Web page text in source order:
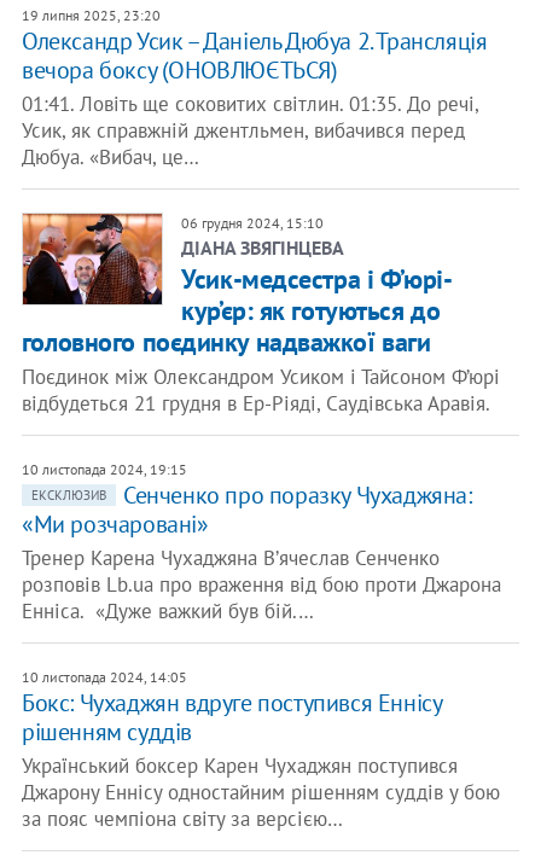
19 липня 2025, 23:20
Олександр Усик – Даніель Дюбуа 2. Трансляція
вечора боксу (ОНОВЛЮЄТЬСЯ)
01:41. Ловіть ще соковитих світлин. 01:35. До речі,
Усик, як справжній джентльмен, вибачився перед
Дюбуа. «Вибач, це…
06 грудня 2024, 15:10
ДІАНА ЗВЯГІНЦЕВА
Усик-медсестра і Ф’юрі-
кур’єр: як готуються до
головного поєдинку надважкої ваги
Поєдинок між Олександром Усиком і Тайсоном Ф’юрі
відбудеться 21 грудня в Ер-Ріяді, Саудівська Аравія.
10 листопада 2024, 19:15
ЕКСКЛЮЗИВ
Сенченко про поразку Чухаджяна:
«Ми розчаровані»
Тренер Карена Чухаджяна Вʼячеслав Сенченко
розповів Lb.ua про враження від бою проти Джарона
Енніса. «Дуже важкий був бій.…
10 листопада 2024, 14:05
Бокс: Чухаджян вдруге поступився Еннісу
рішенням суддів
Український боксер Карен Чухаджян поступився
Джарону Еннісу одностайним рішенням суддів у бою
за пояс чемпіона світу за версією…